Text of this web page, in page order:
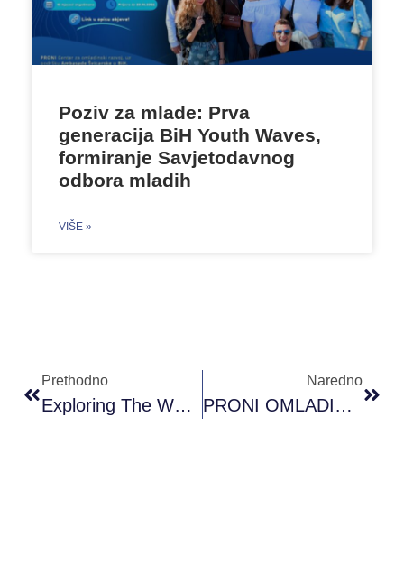
Poziv za mlade: Prva
generacija BiH Youth Waves,
formiranje Savjetodavnog
odbora mladih
VIŠE »
Prethodno
Exploring The World Of AI – Poziv Za Učesnike/ce
Naredno
PRONI OMLADINSKI FOND BRČKO DISTRIKT BIH: Odobreni Projekti